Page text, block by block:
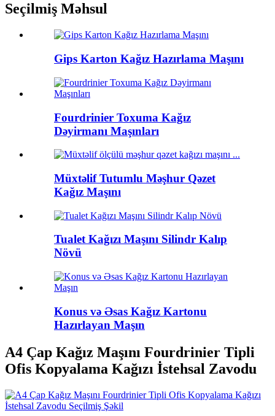
Seçilmiş Məhsul
Gips Karton Kağız Hazırlama Maşını
Fourdrinier Toxuma Kağız
Dəyirmanı Maşınları
Müxtəlif Tutumlu Məşhur Qəzet
Kağız Maşını
Tualet Kağızı Maşını Silindr Kalıp
Növü
Konus və Əsas Kağız Kartonu
Hazırlayan Maşın
A4 Çap Kağız Maşını Fourdrinier Tipli
Ofis Kopyalama Kağızı İstehsal Zavodu